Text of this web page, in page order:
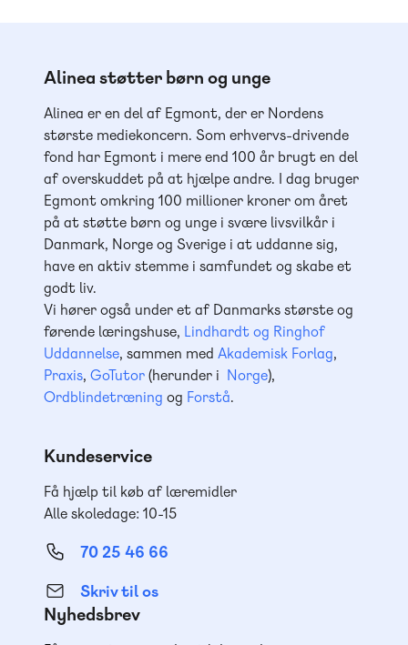
Alinea støtter børn og unge
Alinea er en del af Egmont, der er Nordens
største mediekoncern. Som erhvervs-drivende
fond har Egmont i mere end 100 år brugt en del
af overskuddet på at hjælpe andre. I dag bruger
Egmont omkring 100 millioner kroner om året
på at støtte børn og unge i svære livsvilkår i
Danmark, Norge og Sverige i at uddanne sig,
have en aktiv stemme i samfundet og skabe et
godt liv.
Vi hører også under et af Danmarks største og
førende læringshuse, Lindhardt og Ringhof
Uddannelse, sammen med Akademisk Forlag,
Praxis, GoTutor(herunder i Norge),
Ordblindetræning og Forstå.
Kundeservice
Få hjælp til køb af læremidler
Alle skoledage: 10-15
70 25 46 66
Skriv til os
Nyhedsbrev